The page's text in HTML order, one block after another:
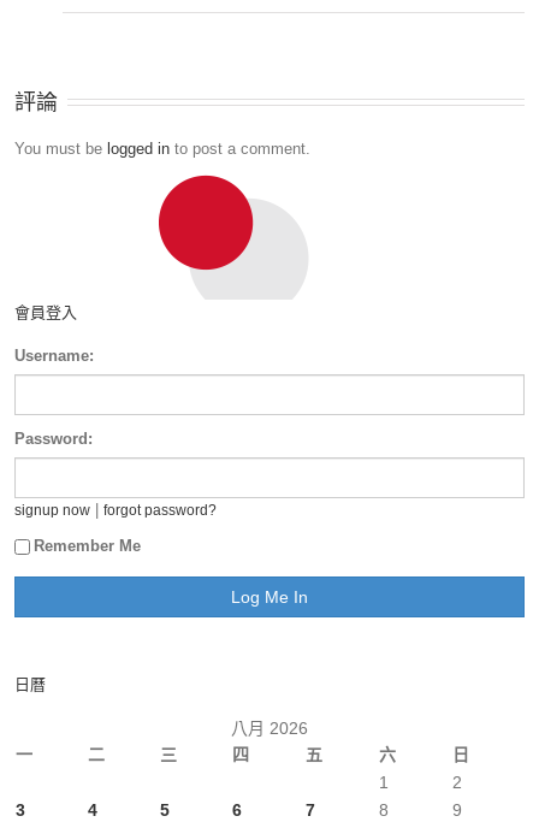
評論
You must be logged in to post a comment.
會員登入
Username:
Password:
signup now forgot password?
Remember Me
日曆
八月 2026
一
二 三 四 五 六
日
1
2
3
4 5 6 7 8 9